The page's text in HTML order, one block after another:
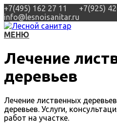
+7(495) 162 27 11 +7(925)
info@lesnoisanitar.ru
МЕНЮ
Лечение
деревьев
Лечение лиственных
деревьев. Услуги,
работ на участке.